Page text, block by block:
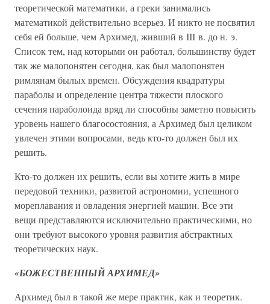
теоретической математики, а греки занимались
математикой действительно всерьез. И никто не посвятил
себя ей больше, чем Архимед, живший в III в. до н. э.
Список тем, над которыми он работал, большинству будет
так же малопонятен сегодня, как был малопонятен
римлянам былых времен. Обсуждения квадратуры
параболы и определение центра тяжести плоского
сечения параболоида вряд ли способны заметно повысить
уровень нашего благосостояния, а Архимед был целиком
увлечен этими вопросами, ведь кто-то должен был их
решить.
Кто-то должен их решить, если вы хотите жить в мире
передовой техники, развитой астрономии, успешного
мореплавания и овладения энергией машин. Все эти
вещи представляются исключительно практическими, но
они требуют высокого уровня развития абстрактных
теоретических наук.
«БОЖЕСТВЕННЫЙ АРХИМЕД»
Архимед был в такой же мере практик, как и теоретик.